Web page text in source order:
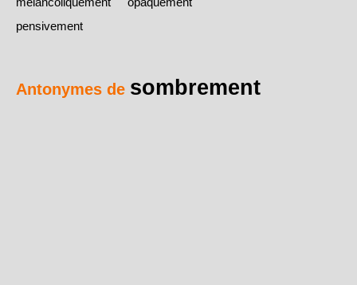
pensivement
Antonymes de sombrement